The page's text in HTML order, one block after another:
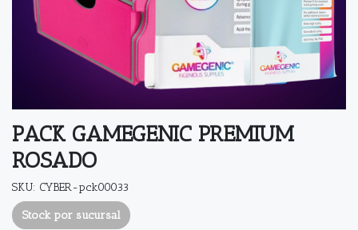
PACK GAMEGENIC PREMIUM
ROSADO
SKU: CYBER-pck00033
Stock por sucursal